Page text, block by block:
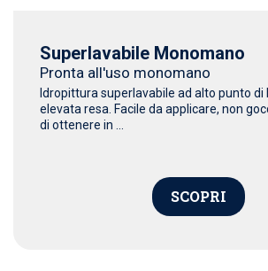
Superlavabile Monomano
Pronta all'uso monomano
Idropittura superlavabile ad alto punto di
elevata resa. Facile da applicare, non
di ottenere in ...
SCOPRI